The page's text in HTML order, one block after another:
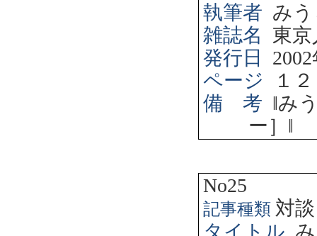
執筆者 み
雑誌名
東京
発行日
2002
ページ
１
備 考 ‖み
ー］ ‖
No25
記事種類 対談
タイトル